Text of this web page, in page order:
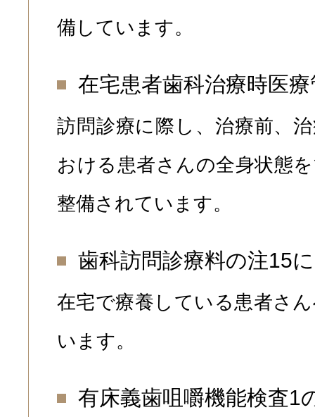
備しています。
在宅患者歯科治療時医
訪問診療に際し、治療前、
おける患者さんの全身状態
整備されています。
歯科訪問診療料の注15
在宅で療養している患者さ
います。
有床義歯咀嚼機能検査1